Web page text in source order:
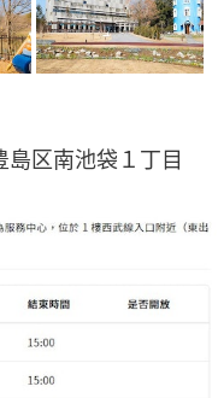
区南池袋１丁目